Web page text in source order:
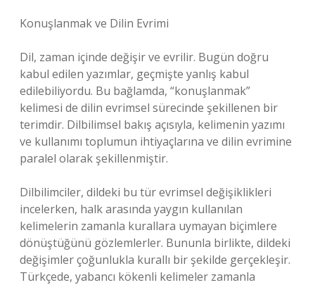
Konuşlanmak ve Dilin Evrimi
Dil, zaman içinde değişir ve evrilir. Bugün doğru
kabul edilen yazımlar, geçmişte yanlış kabul
edilebiliyordu. Bu bağlamda, “konuşlanmak”
kelimesi de dilin evrimsel sürecinde şekillenen bir
terimdir. Dilbilimsel bakış açısıyla, kelimenin yazımı
ve kullanımı toplumun ihtiyaçlarına ve dilin evrimine
paralel olarak şekillenmiştir.
Dilbilimciler, dildeki bu tür evrimsel değişiklikleri
incelerken, halk arasında yaygın kullanılan
kelimelerin zamanla kurallara uymayan biçimlere
dönüştüğünü gözlemlerler. Bununla birlikte, dildeki
değişimler çoğunlukla kurallı bir şekilde gerçekleşir.
Türkçede, yabancı kökenli kelimeler zamanla